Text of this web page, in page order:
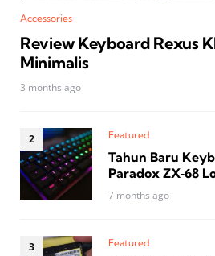
Accessories
Review Keyboard Rexus
Minimalis
3 months ago
Featured
Tahun Baru
Paradox ZX‑68
7 months ago
Featured